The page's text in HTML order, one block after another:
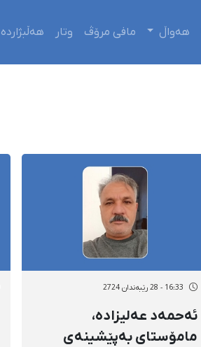
هەواڵ مافی مرۆڤ وتار هەڵبژاردە
16:33 - 28 رێبەندان 2724
ئەحمەد عەلیزادە،
مامۆستای بەپێشینەی